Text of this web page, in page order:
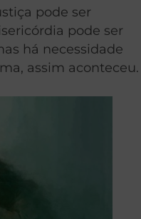
pode ser
pode ser
há necessidade
assim aconteceu.